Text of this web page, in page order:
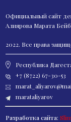
Официальный сайт
Алиярова Марата
2022. Все права
Республика
+7 (8722) 67-30-53
marataliyarov
Разработка сайта: